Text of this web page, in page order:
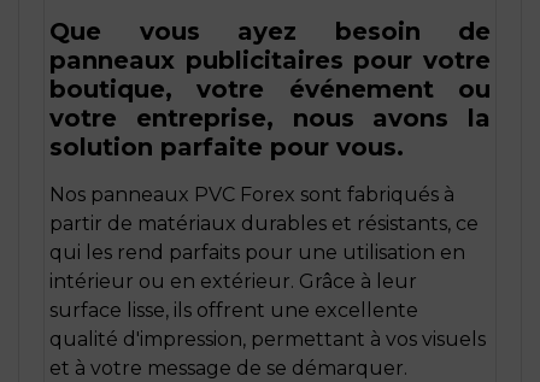
Que vous ayez besoin de
panneaux publicitaires pour votre
boutique, votre événement ou
votre entreprise, nous avons la
solution parfaite pour vous.
Nos panneaux PVC Forex sont fabriqués à
partir de matériaux durables et résistants, ce
qui les rend parfaits pour une utilisation en
intérieur ou en extérieur. Grâce à leur
surface lisse, ils offrent une excellente
qualité d'impression, permettant à vos visuels
et à votre message de se démarquer.